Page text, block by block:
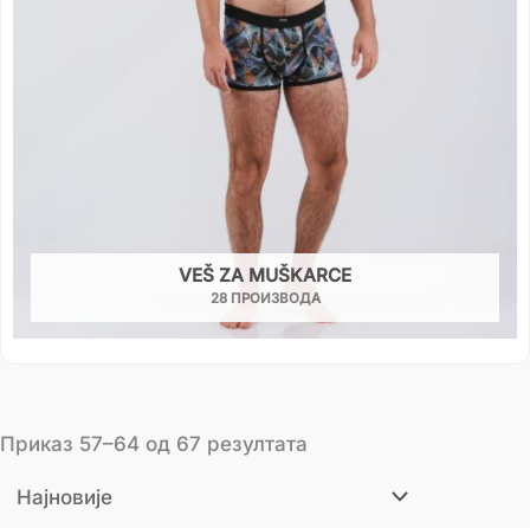
VEŠ ZA MUŠKARCE
28 ПРОИЗВОДА
Приказ 57–64 од 67 резултата